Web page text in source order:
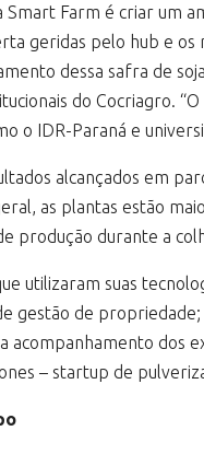
Smart Farm é criar um
geridas pelo hub e
dessa safra de
do Cocriagro.
o IDR-Paraná e
alcançados em
as plantas estão
produção durante a
utilizaram suas
gestão de propriedade;
acompanhamento dos
– startup de